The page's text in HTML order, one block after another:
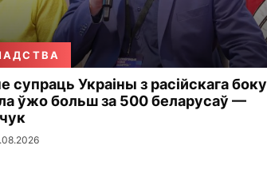
супраць Украіны з расійскага боку
ўжо больш за 500 беларусаў —